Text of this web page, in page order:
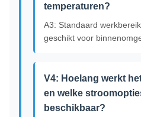
temperaturen?
A3: Standaard
geschikt voor
V4: Hoelang werkt
en welke
beschikbaar?